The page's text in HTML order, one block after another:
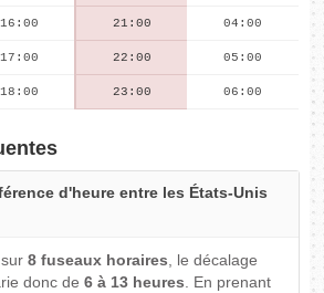
16:00 21:00 04:00
17:00 22:00 05:00
18:00 23:00 06:00
d'heure entre les États-Unis
sur8 fuseaux horaires, le décalage
donc de6 à 13 heures. En prenant